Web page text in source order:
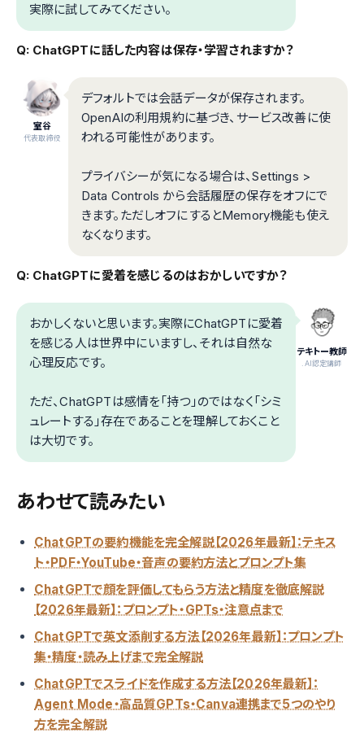
実際に試してみてください。
Q: ChatGPTに話した内容は保存・学習されますか？
室谷
代表取締役
デフォルトでは会話データが保存されます。
OpenAIの利用規約に基づき、サービス改善に使
われる可能性があります。
プライバシーが気になる場合は、Settings >
Data Controls から会話履歴の保存をオフにで
きます。ただしオフにするとMemory機能も使え
なくなります。
Q: ChatGPTに愛着を感じるのはおかしいですか？
テキトー教師
.AI認定講師
おかしくないと思います。実際にChatGPTに愛着
を感じる人は世界中にいますし、それは自然な
心理反応です。
ただ、ChatGPTは感情を「持つ」のではなく「シミ
ュレートする」存在であることを理解しておくこと
は大切です。
あわせて読みたい
ChatGPTの要約機能を完全解説【2026年最新】：テキス
ト・PDF・YouTube・音声の要約方法とプロンプト集
ChatGPTで顔を評価してもらう方法と精度を徹底解説
【2026年最新】：プロンプト・GPTs・注意点まで
ChatGPTで英文添削する方法【2026年最新】：プロンプト
集・精度・読み上げまで完全解説
ChatGPTでスライドを作成する方法【2026年最新】：
Agent Mode・高品質GPTs・Canva連携まで5つのやり
方を完全解説